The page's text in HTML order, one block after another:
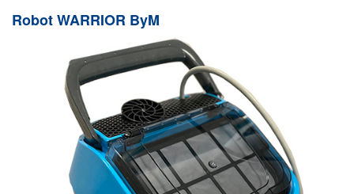
Robot WARRIOR ByM